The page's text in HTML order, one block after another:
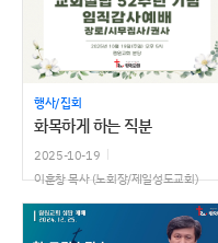
행사/집회
화목하게 하는 직분
2025-10-19
이훈창 목사 (노회장/제일성도교회)